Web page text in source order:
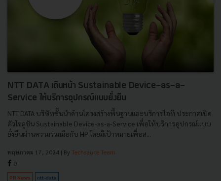
NTT DATA เดินหน้า Sustainable Device-as-a-
Service ให้บริการอุปกรณ์แบบยั่งยืน
NTT DATA บริษัทชั้นนำด้านโครงสร้างพื้นฐานและบริการไอที ประกาศเปิด
ตัวโซลูชัน Sustainable Device-as-a-Service เพื่อให้บริการอุปกรณ์แบบ
ยั่งยืนผ่านความร่วมมือกับ HP โดยมีเป้าหมายเพื่อส...
พฤษภาคม 17, 2024 | By Techsauce Team
0
PR News ntt-data